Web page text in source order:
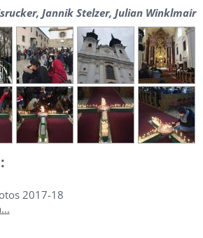
Jannik Stelzer, Julian Winklmair
2017-18